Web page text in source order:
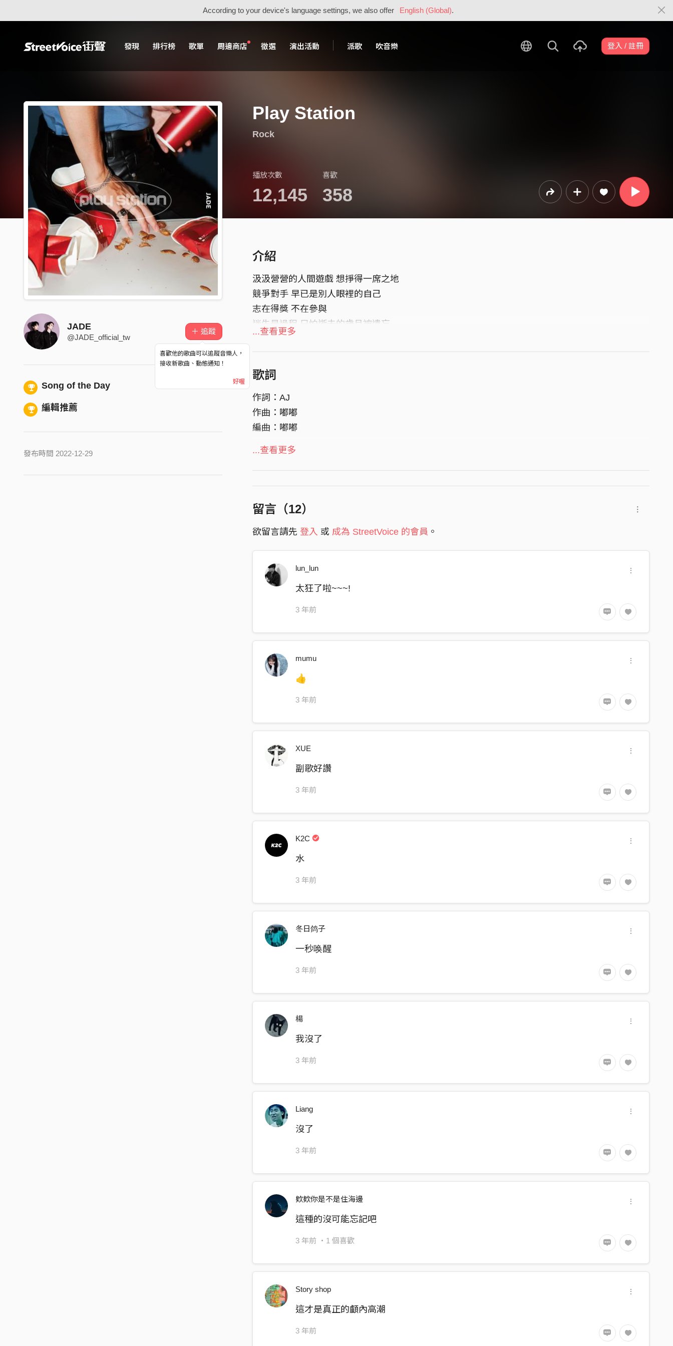
According to your device's language settings, we also offer English (Global).
發現 排行榜 歌單 周邊商店 徵選 演出活動 派歌 吹音樂 登入 / 註冊
Play Station
Rock
播放次數
12,145
喜歡
358
JADE
@JADE_official_tw
＋ 追蹤
喜歡他的歌曲可以追蹤音樂人，
接收新歌曲、動態通知！
好喔
Song of the Day
編輯推薦
發布時間 2022-12-29
介紹
汲汲營營的人間遊戲 想掙得一席之地
競爭對手 早已是別人眼裡的自己
志在得獎 不在參與
迷失是過程 只怕逝去的歲月被遺忘
快樂不是擁有的多
痛苦不是做不到
要能侃侃而談 幽默自己真實的樣貌
...查看更多
歌詞
作詞：AJ
作曲：嘟嘟
編曲：嘟嘟
我努力 我努力 我努力不被忘記
不著急 不著急 不著急會被忘記
我努力 多努力 多努力不被忘記
都已經 都已經 都已經快被忘記
⠀
說那麼多 做那麼多 每一次痛 自以為的幽默
口袋空空 腦袋空空 已經受夠 廉價的像幽默
看自己言不由衷
What am I doing for
There's something drift away, I deny 不再
掙扎的遊戲 虛幻終究會失去
There's something gave away, I deny deny
快被忘記
There's something drift away, I deny 不再
掙扎的遊戲 虛幻終究會失去
Woo woo woo woo woo woo woo
There’s something gave away
...查看更多
留言（12）
欲留言請先 登入 或 成為 StreetVoice 的會員 。
lun_lun
太狂了啦~~~!
3 年前
mumu
👍
3 年前
XUE
副歌好讚
3 年前
K2C
水
3 年前
冬日鸽子
一秒唤醒
3 年前
楊
我沒了
3 年前
Liang
沒了
3 年前
欸欸你是不是住海邊
這種的沒可能忘記吧
3 年前 ・1 個喜歡
Story shop
這才是真正的顱內高潮
3 年前